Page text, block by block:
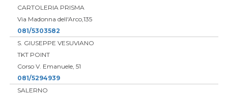
CARTOLERIA PRISMA
Via Madonna dell'Arco,135
081/5303582
S. GIUSEPPE VESUVIANO
TKT POINT
Corso V. Emanuele, 51
081/5294939
SALERNO